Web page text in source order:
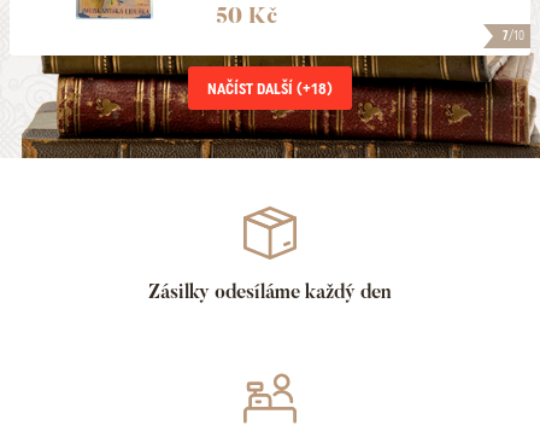
7/10
50 Kč
NAČÍST DALŠÍ (+18)
Zásilky odesíláme každý den